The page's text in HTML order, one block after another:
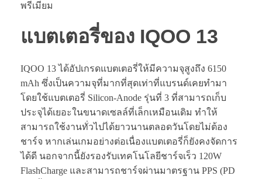
พรีเมียม
แบตเตอรี่ของ IQOO 13
IQOO 13 ได้อัปเกรดแบตเตอรี่ให้มีความจุสูงถึง 6150
mAh ซึ่งเป็นความจุที่มากที่สุดเท่าที่แบรนด์เคยทำมา
โดยใช้แบตเตอรี่ Silicon-Anode รุ่นที่ 3 ที่สามารถเก็บ
ประจุได้เยอะในขนาดเซลล์ที่เล็กเหมือนเดิม ทำให้
สามารถใช้งานทั่วไปได้ยาวนานตลอดวันโดยไม่ต้อง
ชาร์จ หากเล่นเกมอย่างต่อเนื่องแบตเตอรี่ก็ยังคงจัดการ
ได้ดี นอกจากนี้ยังรองรับเทคโนโลยีชาร์จเร็ว 120W
FlashCharge และสามารถชาร์จผ่านมาตรฐาน PPS (PD